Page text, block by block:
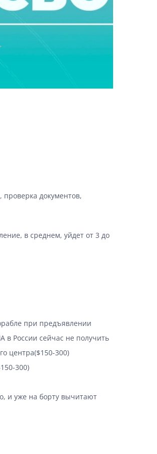
документов,
в среднем, уйдет от 3 до
при предъявлении
в России сейчас не получить
центра($150-300)
300)
и уже на борту вычитают